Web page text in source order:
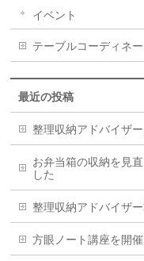
イベント
テーブルコーディネー
最近の投稿
整理収納アドバイザ
お弁当箱の収納を見
した
整理収納アドバイザ
方眼ノート講座を開